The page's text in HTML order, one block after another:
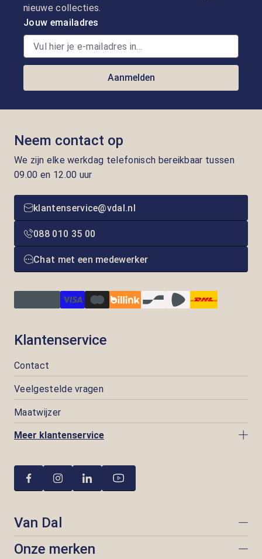
nieuwe collecties.
Jouw emailadres
Aanmelden
Neem contact op
We zijn elke werkdag telefonisch bereikbaar tussen
09.00 en 12.00 uur
klantenservice@vdal.nl
088 010 35 00
Chat met een medewerker
Klantenservice
Contact
Veelgestelde vragen
Maatwijzer
Meer klantenservice
Van Dal
Onze merken